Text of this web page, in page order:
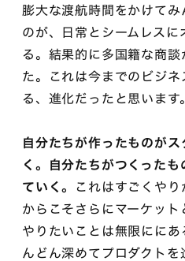
膨大な渡航時間をかけて
のが、日常とシームレス
る。結果的に多国籍な商
た。これは今までのビジ
る、進化だったと思います。
自分たちが作ったものが
く。自分たちがつくった
ていく。 これはすごくや
からこそさらにマーケッ
やりたいことは無限にに
んどん深めてプロダクト